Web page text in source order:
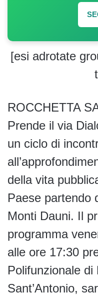
[esi adrotate
ROCCHETTA
Prende il via
un ciclo di
della vita
Paese partendo
Monti Dauni. Il
programma
alle ore 17:30
Polifunzionale di
Sant’Antonio,